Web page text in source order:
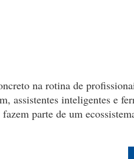
na rotina de
assistentes inteligentes e
parte de um